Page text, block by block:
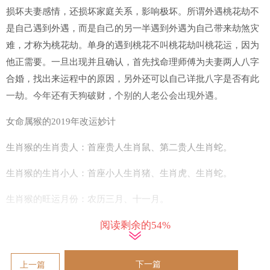
损坏夫妻感情，还损坏家庭关系，影响极坏。所谓外遇桃花劫不
是自己遇到外遇，而是自己的另一半遇到外遇为自己带来劫煞灾
难，才称为桃花劫。单身的遇到桃花不叫桃花劫叫桃花运，因为
他正需要。一旦出现并且确认，首先找命理师傅为夫妻两人八字
合婚，找出来运程中的原因，另外还可以自己详批八字是否有此
一劫。今年还有天狗破财，个别的人老公会出现外遇。
女命属猴的2019年改运妙计
生肖猴的生肖贵人：首座贵人生肖鼠、第二贵人生肖蛇。
生肖猴的生肖小人：首座小人生肖猪、生肖虎、生肖蛇。
生肖猴的旺运月份：农历三月、十一月。
生肖猴的败运月份：农历一月、四月、十月。
生肖猴的旺运颜色：黑色、深色、棕色、黄色。
阅读剩余的54%
上一篇 下一篇